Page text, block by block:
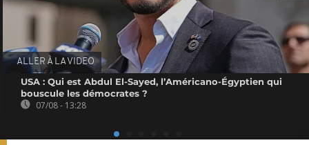
ALLER À LA VIDEO
USA : Qui est Abdul El-Sayed, l’Américano-Égyptien qui
bouscule les démocrates ?
07/08 - 13:28